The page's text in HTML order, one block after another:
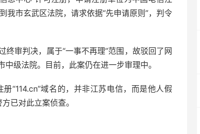
我市玄武区法院，请求依据“先申请原则”，判令
审判决，属于“一事不再理”范围，故驳回了网
级法院。目前，此案仍在进一步审理中。
“114.cn”域名的，并非江苏电信，而是他人假
已对此立案侦查。